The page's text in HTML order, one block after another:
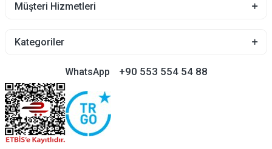
Müşteri Hizmetleri
Kategoriler
WhatsApp +90 553 554 54 88